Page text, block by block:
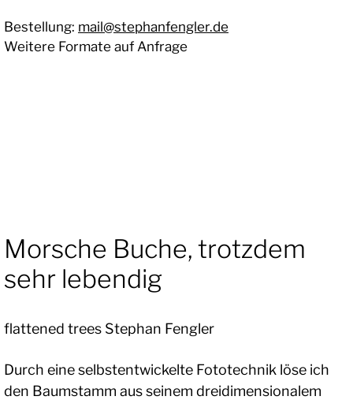
Bestellung: mail@stephanfengler.de
Weitere Formate auf Anfrage
Morsche Buche, trotzdem
sehr lebendig
flattened trees Stephan Fengler
Durch eine selbstentwickelte Fototechnik löse ich
den Baumstamm aus seinem dreidimensionalem